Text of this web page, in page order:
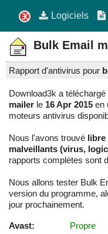
Logiciels
Bulk Email
Rapport d'antivirus pour
Download3k a
mailer le 16 Apr 2015 en
moteurs antivirus
Nous l'avons trouvé libre
malveillants (virus,
rapports complètes sont
Nous allons tester Bulk
version du programme,
jour prochainement.
Avast:
Propre